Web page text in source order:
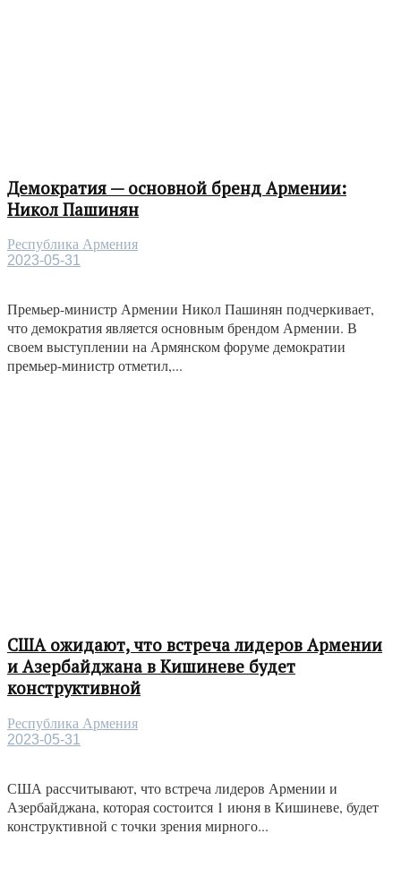
Демократия — основной бренд Армении:
Никол Пашинян
Республика Армения
2023-05-31
Премьер-министр Армении Никол Пашинян подчеркивает,
что демократия является основным брендом Армении. В
своем выступлении на Армянском форуме демократии
премьер-министр отметил,...
США ожидают, что встреча лидеров Армении
и Азербайджана в Кишиневе будет
конструктивной
Республика Армения
2023-05-31
США рассчитывают, что встреча лидеров Армении и
Азербайджана, которая состоится 1 июня в Кишиневе, будет
конструктивной с точки зрения мирного...